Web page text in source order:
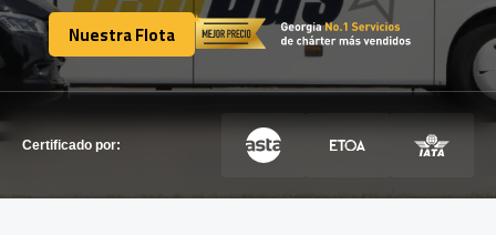
FLOTA
Nuestra Flota
Nuestra Flota
Certificado por: